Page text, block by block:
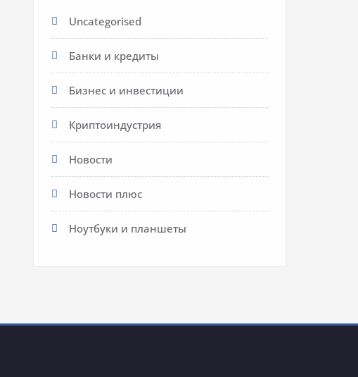
Uncategorised
Банки и кредиты
Бизнес и инвестиции
Криптоиндустрия
Новости
Новости плюс
Ноутбуки и планшеты